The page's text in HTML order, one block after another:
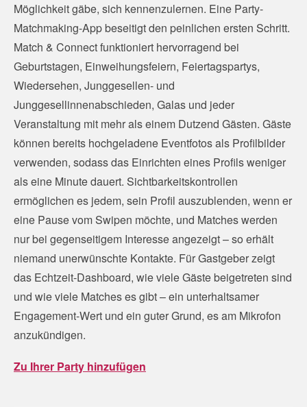
Möglichkeit gäbe, sich kennenzulernen. Eine Party-
Matchmaking-App beseitigt den peinlichen ersten Schritt.
Match & Connect funktioniert hervorragend bei
Geburtstagen, Einweihungsfeiern, Feiertagspartys,
Wiedersehen, Junggesellen- und
Junggesellinnenabschieden, Galas und jeder
Veranstaltung mit mehr als einem Dutzend Gästen. Gäste
können bereits hochgeladene Eventfotos als Profilbilder
verwenden, sodass das Einrichten eines Profils weniger
als eine Minute dauert. Sichtbarkeitskontrollen
ermöglichen es jedem, sein Profil auszublenden, wenn er
eine Pause vom Swipen möchte, und Matches werden
nur bei gegenseitigem Interesse angezeigt – so erhält
niemand unerwünschte Kontakte. Für Gastgeber zeigt
das Echtzeit-Dashboard, wie viele Gäste beigetreten sind
und wie viele Matches es gibt – ein unterhaltsamer
Engagement-Wert und ein guter Grund, es am Mikrofon
anzukündigen.
Zu Ihrer Party hinzufügen